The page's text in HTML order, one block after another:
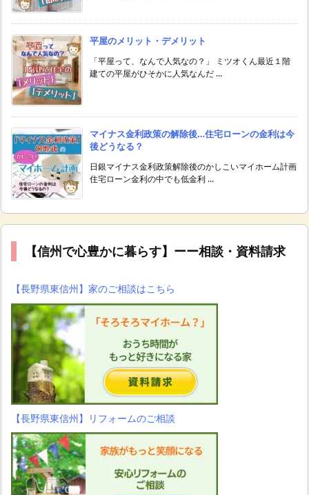
平屋のメリット・デメリット
「平屋って、なんで人気なの？」 ミツオくん最近１階
建ての平屋がひそかに人気なんだ ...
マイナス金利政策の解除後…住宅ローンの金利は今
後どうなる？
日銀マイナス金利政策解除後のかしこいマイホーム計画
住宅ローン金利の中でも低金利 ...
【信州で心豊かに暮らす】ーー相談・資料請求
【長野県東信州】家のご相談はこちら
【長野県東信州】リフォームのご相談